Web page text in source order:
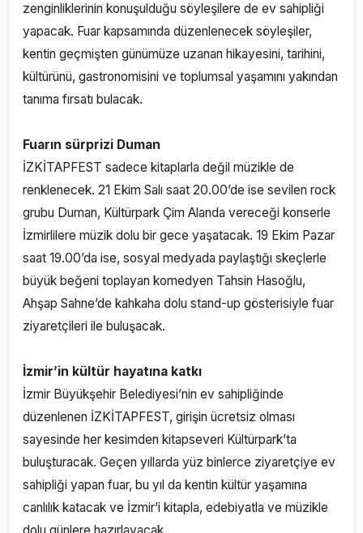
zenginliklerinin konuşulduğu söyleşilere de ev sahipliği
yapacak. Fuar kapsamında düzenlenecek söyleşiler,
kentin geçmişten günümüze uzanan hikayesini, tarihini,
kültürünü, gastronomisini ve toplumsal yaşamını yakından
tanıma fırsatı bulacak.
Fuarın sürprizi Duman
İZKİTAPFEST sadece kitaplarla değil müzikle de
renklenecek. 21 Ekim Salı saat 20.00’de ise sevilen rock
grubu Duman, Kültürpark Çim Alanda vereceği konserle
İzmirlilere müzik dolu bir gece yaşatacak. 19 Ekim Pazar
saat 19.00’da ise, sosyal medyada paylaştığı skeçlerle
büyük beğeni toplayan komedyen Tahsin Hasoğlu,
Ahşap Sahne’de kahkaha dolu stand-up gösterisiyle fuar
ziyaretçileri ile buluşacak.
İzmir’in kültür hayatına katkı
İzmir Büyükşehir Belediyesi’nin ev sahipliğinde
düzenlenen İZKİTAPFEST, girişin ücretsiz olması
sayesinde her kesimden kitapseveri Kültürpark’ta
buluşturacak. Geçen yıllarda yüz binlerce ziyaretçiye ev
sahipliği yapan fuar, bu yıl da kentin kültür yaşamına
canlılık katacak ve İzmir’i kitapla, edebiyatla ve müzikle